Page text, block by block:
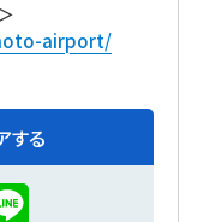
airport/
する